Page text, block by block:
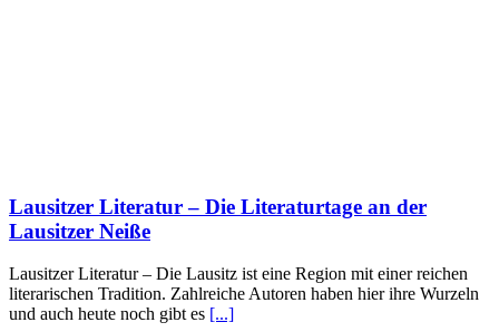
Lausitzer Literatur – Die Literaturtage an der
Lausitzer Neiße
Lausitzer Literatur – Die Lausitz ist eine Region mit einer reichen
literarischen Tradition. Zahlreiche Autoren haben hier ihre Wurzeln
und auch heute noch gibt es [...]